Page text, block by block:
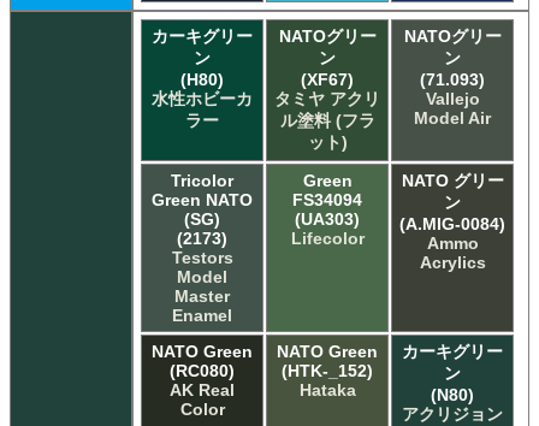
カーキグリー
ン
(H80)
水性ホビーカ
ラー
NATOグリー
ン
(XF67)
タミヤ アクリ
ル塗料 (フラ
ット)
NATOグリー
ン
(71.093)
Vallejo
Model Air
Tricolor
Green NATO
(SG)
(2173)
Testors
Model
Master
Enamel
Green
FS34094
(UA303)
Lifecolor
NATO グリー
ン
(A.MIG-0084)
Ammo
Acrylics
NATO Green
(RC080)
AK Real
Color
NATO Green
(HTK-_152)
Hataka
カーキグリー
ン
(N80)
アクリジョン